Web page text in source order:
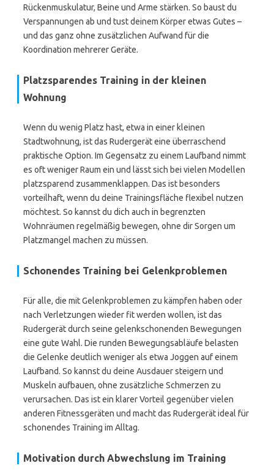
Rückenmuskulatur, Beine und Arme stärken. So baust du
Verspannungen ab und tust deinem Körper etwas Gutes –
und das ganz ohne zusätzlichen Aufwand für die
Koordination mehrerer Geräte.
Platzsparendes Training in der kleinen
Wohnung
Wenn du wenig Platz hast, etwa in einer kleinen
Stadtwohnung, ist das Rudergerät eine überraschend
praktische Option. Im Gegensatz zu einem Laufband nimmt
es oft weniger Raum ein und lässt sich bei vielen Modellen
platzsparend zusammenklappen. Das ist besonders
vorteilhaft, wenn du deine Trainingsfläche flexibel nutzen
möchtest. So kannst du dich auch in begrenzten
Wohnräumen regelmäßig bewegen, ohne dir Sorgen um
Platzmangel machen zu müssen.
Schonendes Training bei Gelenkproblemen
Für alle, die mit Gelenkproblemen zu kämpfen haben oder
nach Verletzungen wieder fit werden wollen, ist das
Rudergerät durch seine gelenkschonenden Bewegungen
eine gute Wahl. Die runden Bewegungsabläufe belasten
die Gelenke deutlich weniger als etwa Joggen auf einem
Laufband. So kannst du deine Ausdauer steigern und
Muskeln aufbauen, ohne zusätzliche Schmerzen zu
verursachen. Das ist ein klarer Vorteil gegenüber vielen
anderen Fitnessgeräten und macht das Rudergerät ideal für
schonendes Training im Alltag.
Motivation durch Abwechslung im Training